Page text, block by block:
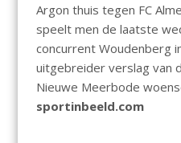
Argon thuis tegen FC
speelt men de laatste
concurrent Woudenberg
uitgebreider verslag van
Nieuwe Meerbode
sportinbeeld.com